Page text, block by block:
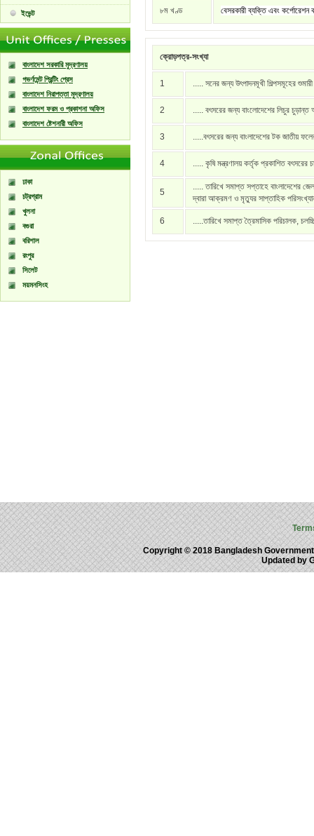
ইভেন্ট
বাংলাদেশ সরকারি মুদ্রণালয়
গভর্ণমেন্ট প্রিন্টিং প্রেস
বাংলাদেশ নিরাপত্তা মুদ্রণালয়
বাংলাদেশ ফরম ও প্রকাশনা অফিস
বাংলাদেশ ষ্টেশনারী অফিস
ঢাকা
চট্রগ্রাম
খুলনা
বগুরা
বরিশাল
রংপুর
সিলেট
ময়মনসিংহ
৮ম খণ্ড বেসরকারী ব্যক্তি এবং কর্পোরেশন
ক্রোড়পত্র-সংখ্যা
1 ..... সনের জন্য উৎপাদনমূখী শিল্পসমূহের
2 ..... বৎসরের জন্য বাংলোদেশের লিচুর চুড়ান্ত
3 .....বৎসরের জন্য বাংলাদেশের টক জাতীয়
4 ..... কৃষি মন্ত্রণালয় কর্তৃক প্রকাশিত বৎসরের
5
..... তারিখে সমাপ্ত সপ্তাহে বাংলাদেশের
দ্বারা আক্রমণ ও মৃত্যুর সাপ্তাহিক
6 .....তারিখে সমাপ্ত ত্রৈমাসিক পরিচালক,
Copyright © 2018 Bangladesh
Updated by